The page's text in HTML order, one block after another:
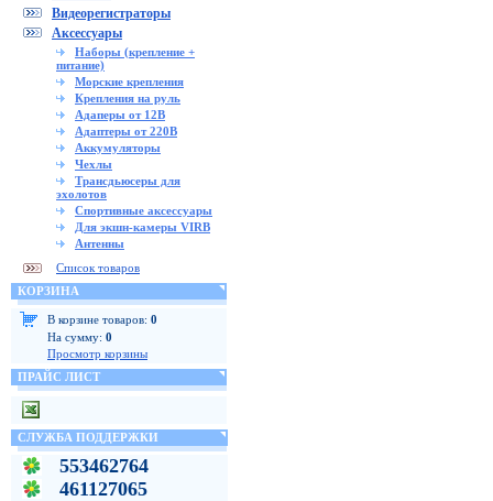
Видеорегистраторы
Аксессуары
Наборы (крепление +
питание)
Морские крепления
Крепления на руль
Адаперы от 12В
Адаптеры от 220В
Аккумуляторы
Чехлы
Трансдьюсеры для
эхолотов
Спортивные аксессуары
Для экшн-камеры VIRB
Антенны
Список товаров
КОРЗИНА
В корзине товаров: 0
На сумму: 0
Просмотр корзины
ПРАЙС ЛИСТ
СЛУЖБА ПОДДЕРЖКИ
553462764
461127065